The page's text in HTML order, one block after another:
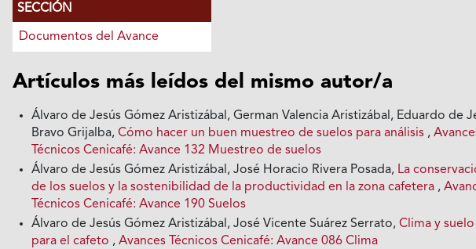
SECCIÓN
Documentos del Avance
Artículos más leídos del mismo autor/a
Álvaro de Jesús Gómez Aristizábal, German Valencia Aristizábal, Eduardo de
Bravo Grijalba,Cómo hacer un buen muestreo de suelos para análisis ,
Técnicos Cenicafé: Avance 132 Muestreo de suelos
Álvaro de Jesús Gómez Aristizábal, José Horacio Rivera Posada, La
de los suelos y la sostenibilidad de la productividad en la zona cafetera ,
Técnicos Cenicafé: Avance 190 Suelos
Álvaro de Jesús Gómez Aristizábal, José Vicente Suárez Serrato,Clima y suelo
para el cafeto ,Avances Técnicos Cenicafé: Avance 086 Clima